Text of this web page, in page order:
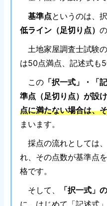
基準点というのは、
低ライン（足切り点）
土地家屋調査士試験
は50点満点、記述式も
この 「択一式」・「
準点（足切り点）が設
点に満たない場合は、
まいます。
採点の流れとしては
れ、その点数が基準点
格です。
そして、
「択一式」